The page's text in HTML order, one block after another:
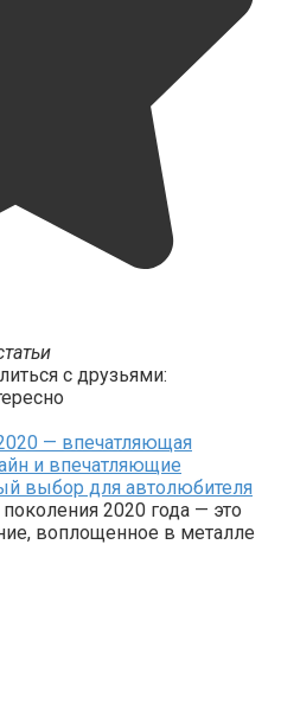
с друзьями:
— впечатляющая
и впечатляющие
выбор для автолюбителя
2020 года — это
воплощенное в металле